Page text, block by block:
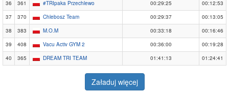
36
361 #TRIpaka Przechlewo 00:29:25
00:12:53
37
370 Chlebosz Team 00:29:37
00:13:05
38
383 M.O.M 00:33:18
00:16:46
39
408 Vacu Activ GYM 2 00:36:00
00:19:28
40
365 DREAM TRI TEAM 01:41:13 01:24:41
Załaduj więcej